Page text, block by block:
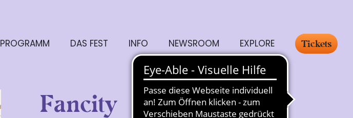
PROGRAMM DAS FEST INFO NEWSROOM EXPLORE Tickets
Fancity